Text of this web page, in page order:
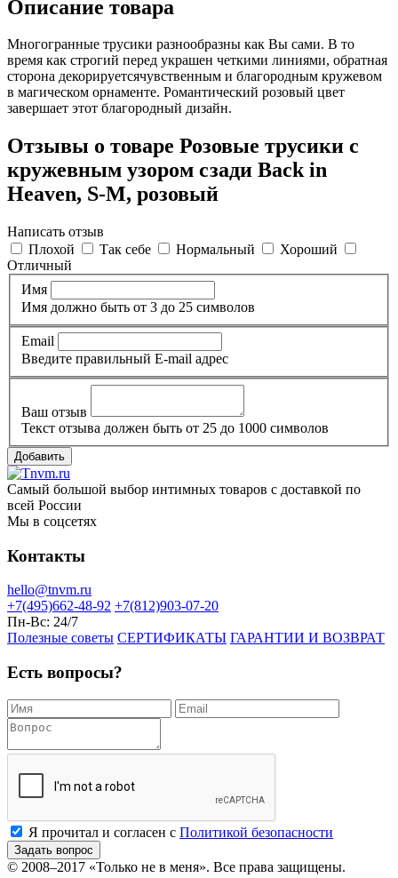
Описание товара
Многогранные трусики разнообразны как Вы сами. В то
время как строгий перед украшен четкими линиями, обратная
сторона декорируетсячувственным и благородным кружевом
в магическом орнаменте. Романтический розовый цвет
завершает этот благородный дизайн.
Отзывы о товаре Розовые трусики с
кружевным узором сзади Back in
Heaven, S-M, розовый
Написать отзыв
Плохой
Так себе Нормальный
Хороший
Отличный
Имя
Имя должно быть от 3 до 25 символов
Email
Введите правильный E-mail адрес
Ваш отзыв
Текст отзыва должен быть от 25 до 1000 символов
Добавить
Самый большой выбор интимных товаров с доставкой по
всей России
Мы в соцсетях
Контакты
hello@tnvm.ru
+7(495)662-48-92 +7(812)903-07-20
Пн-Вс: 24/7
Полезные советы СЕРТИФИКАТЫ ГАРАНТИИ И ВОЗВРАТ
Есть вопросы?
Я прочитал и согласен с Политикой безопасности
Задать вопрос
© 2008–2017 «Только не в меня». Все права защищены.